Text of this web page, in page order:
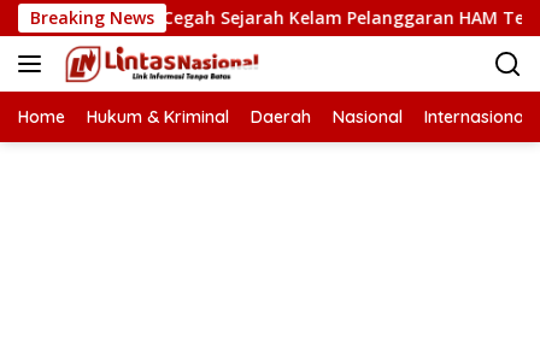
Langsung
ke
konten
Breaking News
Cegah Sejarah Kelam Pelanggaran HAM Terulang di Aceh
Home Hukum & Kriminal Daerah Nasional Internasional